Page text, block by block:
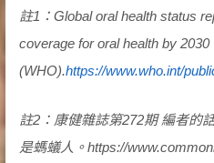
註1：Global oral health status
coverage for oral health by
(WHO).https://www.who.int/
註2：康健雜誌第272期 編者的
是螞蟻人。https://